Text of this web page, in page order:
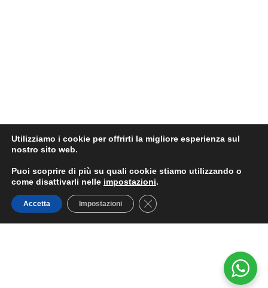
Utilizziamo i cookie per offrirti la migliore esperienza sul
nostro sito web.
Puoi scoprire di più su quali cookie stiamo utilizzando o
come disattivarli nelle impostazioni.
Accetta Impostazioni Close GDPR Cookie Banner